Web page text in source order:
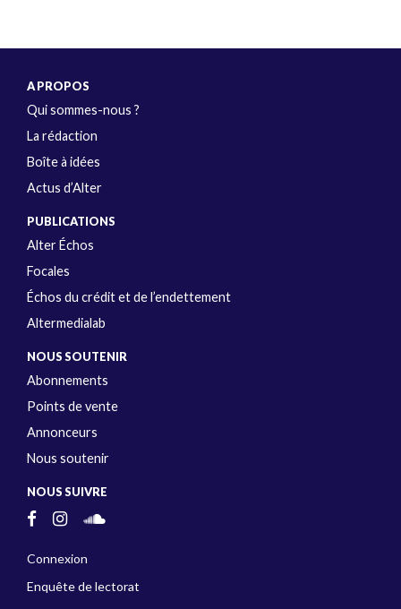
A PROPOS
Qui sommes-nous ?
La rédaction
Boîte à idées
Actus d’Alter
PUBLICATIONS
Alter Échos
Focales
Échos du crédit et de l’endettement
Altermedialab
NOUS SOUTENIR
Abonnements
Points de vente
Annonceurs
Nous soutenir
NOUS SUIVRE
Connexion
Enquête de lectorat